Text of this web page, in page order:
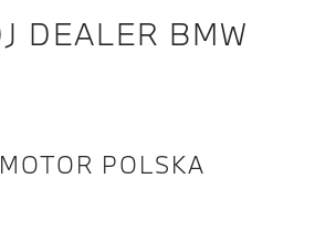
DEALER BMW
POLSKA